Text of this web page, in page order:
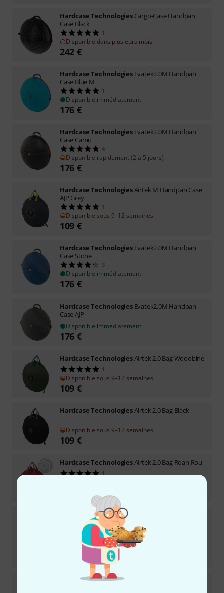
Hardcase Technologies Cargo-Case Handpan
Case Black
1
Disponible dans plusieurs mois
242 €
Hardcase Technologies Evatek2.0M Handpan
Case Blue M
1
Disponible immédiatement
176 €
Hardcase Technologies Evatek2.0M Handpan
Case Camu
4
Disponible rapidement (2 à 5 jours)
176 €
Hardcase TechnologiesAirtek M Handpan Case
AJP Grey
1
Disponible sous 9–12 semaines
109 €
Hardcase Technologies Evatek2.0M Handpan
Case Stone
3
Disponible immédiatement
176 €
Hardcase Technologies Evatek2.0M Handpan
Case AJP
Disponible immédiatement
176 €
Hardcase TechnologiesAirtek 2.0 Bag Woodbine
1
Disponible sous 9–12 semaines
109 €
Hardcase TechnologiesAirtek 2.0 Bag Black
Disponible sous 9–12 semaines
109 €
Hardcase TechnologiesAirtek 2.0 Bag Roan Rou
1
Hardcase Technologies
Disponible immédiatement
€
Meilleur prix sur 30 jours
Hardcase Technologies